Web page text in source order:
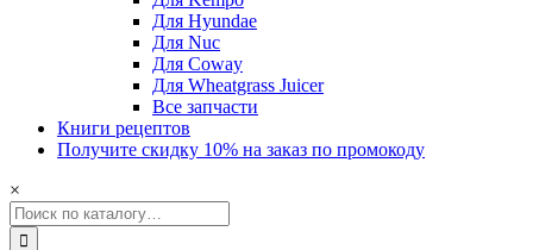
Для Hyundae
Для Nuc
Для Coway
Для Wheatgrass Juicer
Все запчасти
Книги рецептов
Получите скидку 10% на заказ по промокоду
×